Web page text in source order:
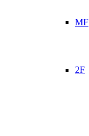
MF
2F